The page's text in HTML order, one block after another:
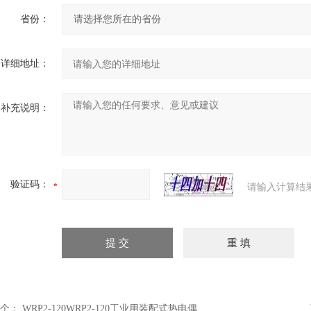
省份：
详细地址：
补充说明：
验证码： 请输入计算结
： WRP2-120WRP2-120工业用装配式热电偶